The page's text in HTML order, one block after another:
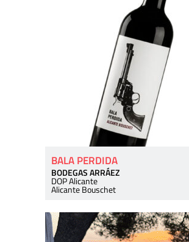
BALA PERDIDA
BODEGAS ARRÁEZ
DOP Alicante
Alicante Bouschet